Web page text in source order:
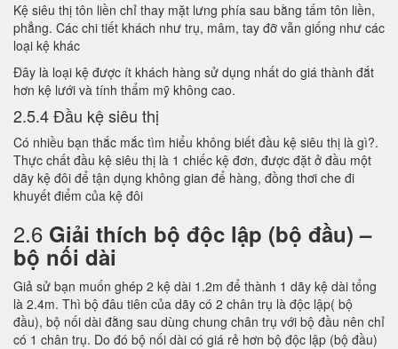
Kệ siêu thị tôn liền chỉ thay mặt lưng phía sau bằng tấm tôn liền,
phẳng. Các chi tiết khách như trụ, mâm, tay đỡ vẫn giống như các
loại kệ khác
Đây là loại kệ được ít khách hàng sử dụng nhất do giá thành đắt
hơn kệ lưới và tính thẩm mỹ không cao.
2.5.4 Đầu kệ siêu thị
Có nhiều bạn thắc mắc tìm hiểu không biết đầu kệ siêu thị là gì?.
Thực chất đầu kệ siêu thị là 1 chiếc kệ đơn, được đặt ở đầu một
dãy kệ đôi để tận dụng không gian để hàng, đồng thơi che đi
khuyết điểm của kệ đôi
2.6 Giải thích bộ độc lập (bộ đầu) –
bộ nối dài
Giả sử bạn muốn ghép 2 kệ dài 1.2m để thành 1 dãy kệ dài tổng
là 2.4m. Thì bộ đâu tiên của dãy có 2 chân trụ là độc lập( bộ
đầu), bộ nối dài đằng sau dùng chung chân trụ với bộ đầu nên chỉ
có 1 chân trụ. Do đó bộ nối dài có giá rẻ hơn bộ độc lập (bộ đầu)